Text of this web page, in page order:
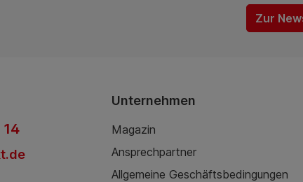
Zur
Unternehmen
Magazin
Ansprechpartner
Allgemeine Geschäftsbedingungen